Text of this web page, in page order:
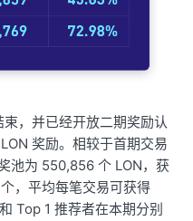
，并已经开放二期奖励认
奖励。相较于首期交易
池为 550,856 个 LON，获
，平均每笔交易可获得
Top 1 推荐者在本期分别